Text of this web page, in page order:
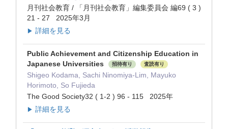
月刊社会教育 / 「月刊社会教育」編集委員会 編69 ( 3 )
21 - 27 2025年3月
▶ 詳細を見る
Public Achievement and Citizenship Education in
Japanese Universities
招待有り 査読有り
Shigeo Kodama, Sachi Ninomiya-Lim, Mayuko
Horimoto, So Fujieda
The Good Society32 ( 1-2 ) 96 - 115 2025年
▶ 詳細を見る